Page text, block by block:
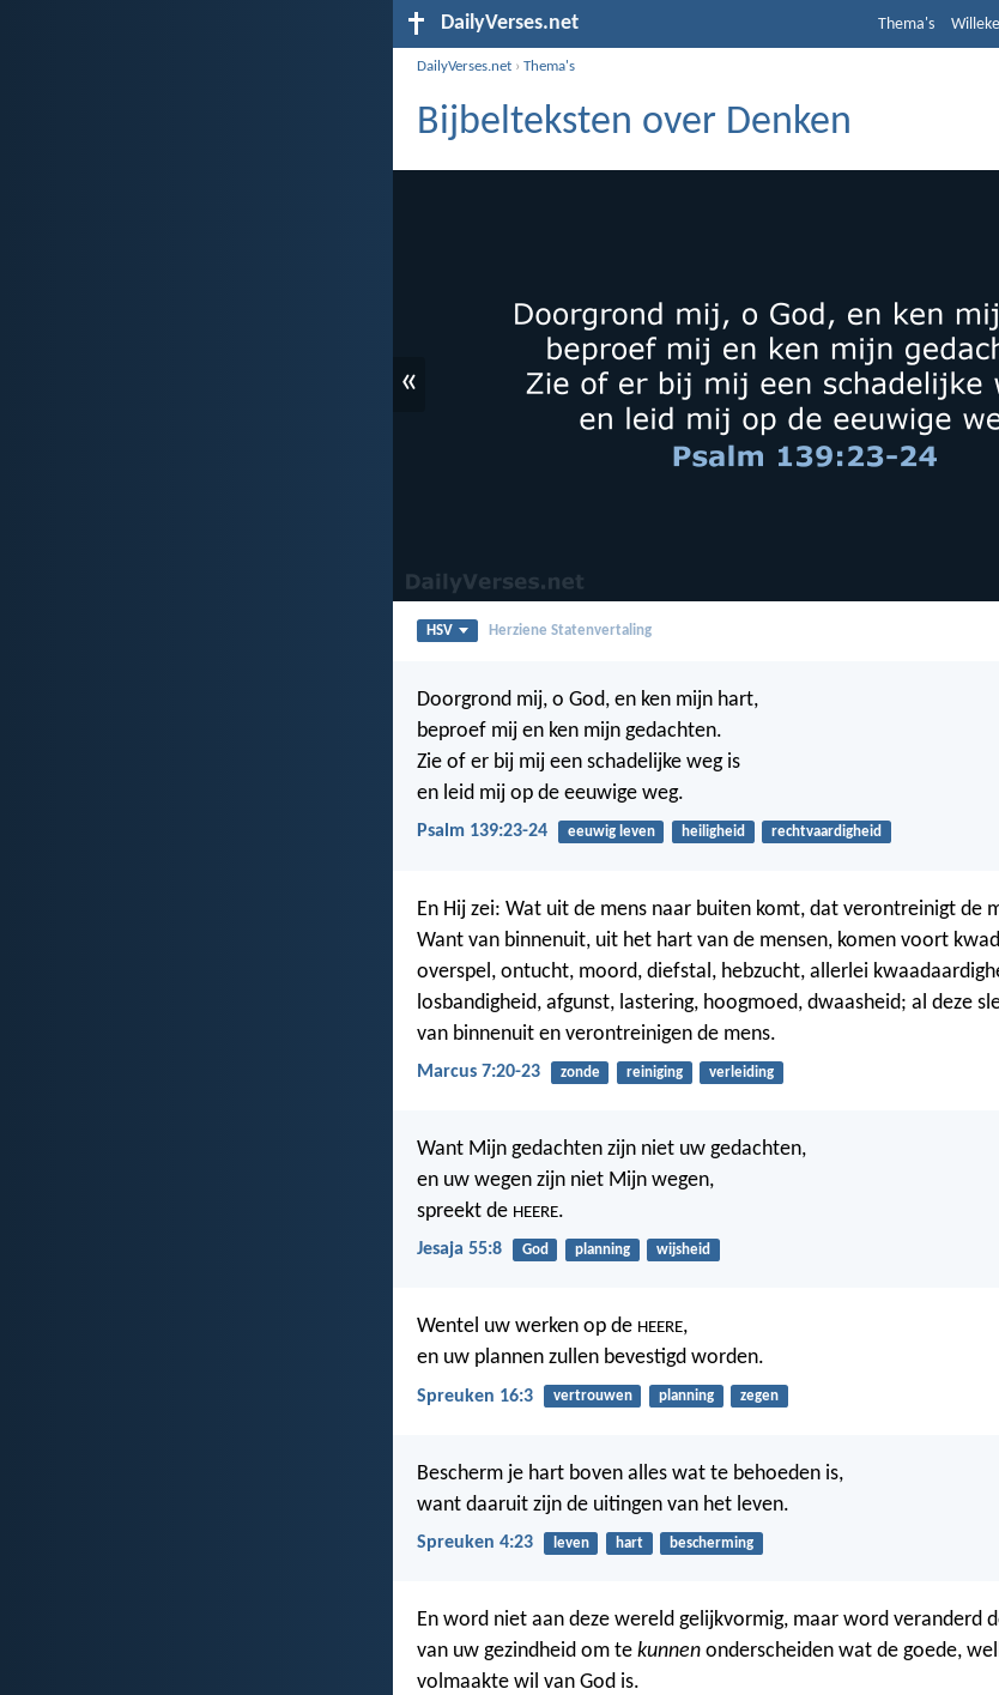
DailyVerses.net Thema's
DailyVerses.net ›Thema's
Bijbelteksten over Denken
«
HSV Herziene Statenvertaling
Doorgrond mij, o God, en ken mijn hart,
beproef mij en ken mijn gedachten.
Zie of er bij mij een schadelijke weg is
en leid mij op de eeuwige weg.
Psalm 139:23-24 eeuwig leven heiligheid rechtvaardigheid
En Hij zei: Wat uit de mens naar buiten komt, dat verontreinigt de
Want van binnenuit, uit het hart van de mensen, komen voort
overspel, ontucht, moord, diefstal, hebzucht, allerlei
losbandigheid, afgunst, lastering, hoogmoed, dwaasheid; al deze
van binnenuit en verontreinigen de mens.
Marcus 7:20-23 zonde reiniging verleiding
Want Mijn gedachten zijn niet uw gedachten,
en uw wegen zijn niet Mijn wegen,
spreekt de HEERE.
Jesaja 55:8 God planning wijsheid
Wentel uw werken op de HEERE,
en uw plannen zullen bevestigd worden.
Spreuken 16:3 vertrouwen planning zegen
Bescherm je hart boven alles wat te behoeden is,
want daaruit zijn de uitingen van het leven.
Spreuken 4:23 leven hart bescherming
En word niet aan deze wereld gelijkvormig, maar word veranderd
van uw gezindheid om te kunnen onderscheiden wat de goede,
volmaakte wil van God is.